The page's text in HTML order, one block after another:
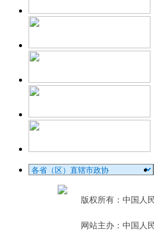
版权所有：中国人
网站主办：中国人